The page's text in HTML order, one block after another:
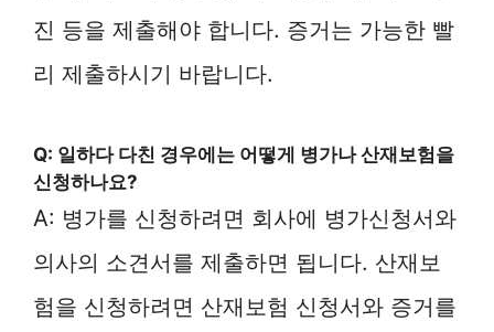
진 등을 제출해야 합니다. 증거는 가능한 빨
리 제출하시기 바랍니다.
Q: 일하다 다친 경우에는 어떻게 병가나 산재보험을
신청하나요?
A: 병가를 신청하려면 회사에 병가신청서와
의사의 소견서를 제출하면 됩니다. 산재보
험을 신청하려면 산재보험 신청서와 증거를